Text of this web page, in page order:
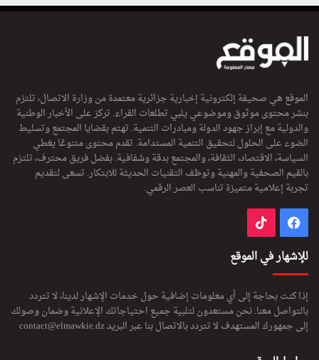
الموقع هي صحيفة إلكترونية إخبارية جزائرية معتمدة من وزارة الاتصال، تلتزم
بنشر محتوى موثوق وموضوعي يلبي تطلعات القراء. تركز على الأخبار الوطنية
والدولية مع إبراز جهود الدولة ومبادرات التنمية. تهتم بقضايا المجتمع وتسليط
الضوء على الحلول لتحقيق التنمية المستدامة. تقدم محتوى متنوعًا يغطي
السياسة، الاقتصاد، الثقافة، والمجتمع بدقة وشفافية. بفضل فريق محترف، تلتزم
بالقيم الصحفية والمهنية وتوظف التقنيات الحديثة للابتكار. تسعى لتقديم
تجربة إعلامية متميزة تناسب العصر الرقمي.
فيسبوك
للإشهار في الموقع
إذا كنت بحاجة إلى أي معلومات إضافية حول خدمات الإشهار لدينا، لا تتردد
بالتواصل معنا. نحن مستعدون لتلبية جميع احتياجاتك الإعلانية وضمان وصولك
إلى جمهورك المستهدف لا تتردد بالاتصال بنا عبر البريدcontact@elmawkie.dz